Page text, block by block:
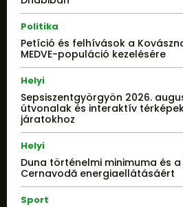
Politika
Petíció és felhívások a
MEDVE-populáció kezelésére
Helyi
Sepsiszentgyörgyön 2026.
útvonalak és interaktív térképek
járatokhoz
Helyi
Duna történelmi minimuma és
Cernavodă energiaellátásáért
Sport